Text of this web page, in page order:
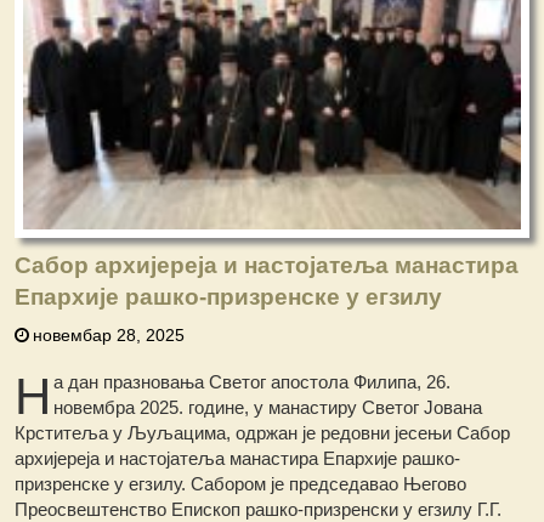
Сабор архијереја и настојатеља манастира
Епархије рашко-призренске у егзилу
новембар 28, 2025
Н а дан празновања Светог апостола Филипа, 26.
новембра 2025. године, у манастиру Светог Јована
Крститеља у Љуљацима, одржан је редовни јесењи Сабор
архијереја и настојатеља манастира Епархије рашко-
призренске у егзилу. Сабором је председавао Његово
Преосвештенство Епископ рашко-призренски у егзилу Г.Г.